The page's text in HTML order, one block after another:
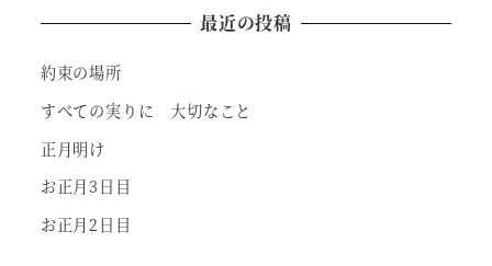
最近の投稿
約束の場所
すべての実りに 大切なこと
正月明け
お正月3日目
お正月2日目